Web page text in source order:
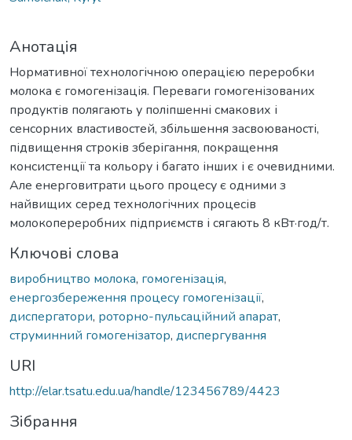
Анотація
Нормативної технологічною операцією переробки
молока є гомогенізація. Переваги гомогенізованих
продуктів полягають у поліпшенні смакових і
сенсорних властивостей, збільшення засвоюваності,
підвищення строків зберігання, покращення
консистенції та кольору і багато інших і є очевидними.
Але енерговитрати цього процесу є одними з
найвищих серед технологічних процесів
молокопереробних підприємств і сягають 8 кВт·год/т.
Ключові слова
виробництво молока, гомогенізація,
енергозбереження процесу гомогенізації,
диспергатори, роторно-пульсаційний апарат,
струминний гомогенізатор, диспергування
URI
http://elar.tsatu.edu.ua/handle/123456789/4423
Зібрання